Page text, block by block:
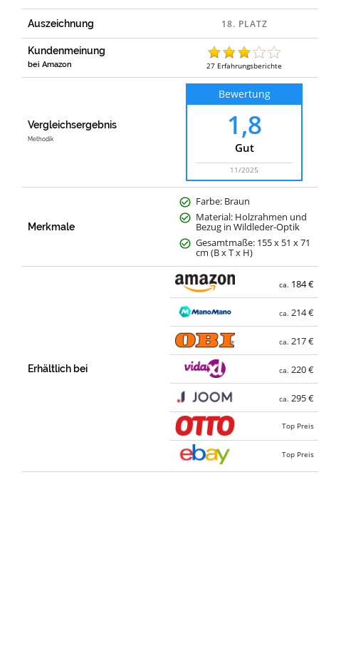
Auszeichnung
Kundenmeinung
bei Amazon 27 Erfahrungsberichte
Vergleichsergebnis
Methodik
Bewertung
1,8
Gut
11/2025
Merkmale
Farbe: Braun
Material: Holzrahmen und
Bezug in Wildleder-Optik
Gesamtmaße: 155 x 51 x 71
cm (B x T x H)
Erhältlich bei
ca. 184 €
ca. 214 €
ca. 217 €
ca. 220 €
ca. 295 €
Top Preis
Top Preis